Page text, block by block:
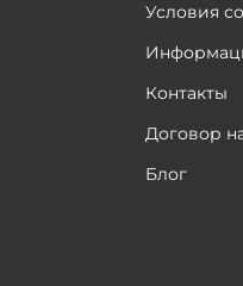
Условия
Контакты
Договор
Блог